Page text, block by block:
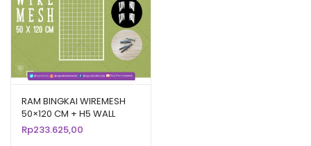
RAM BINGKAI WIREMESH
50×120 CM + H5 WALL
PUTIH | Rak Dinding
Gantung Mundo Toko
Rp233.625,00